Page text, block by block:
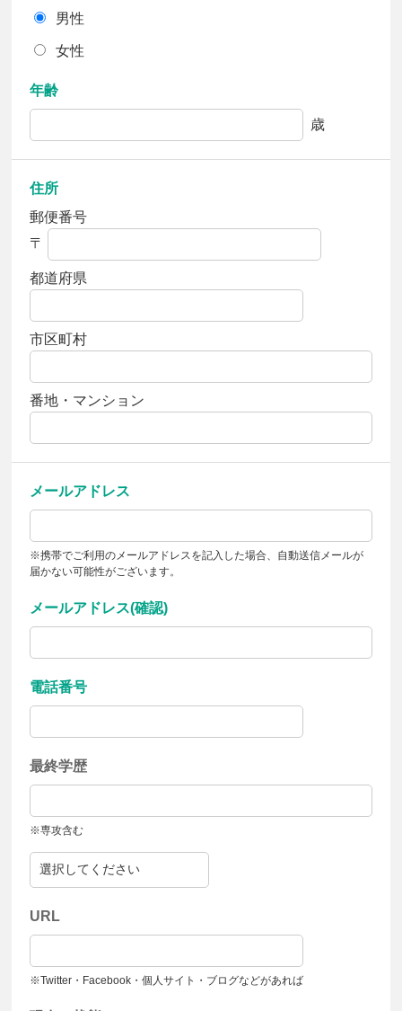
男性
女性
年齢
歳
住所
郵便番号
〒
都道府県
市区町村
番地・マンション
メールアドレス
※携帯でご利用のメールアドレスを記入した場合、自動送信メールが
届かない可能性がございます。
メールアドレス(確認)
電話番号
最終学歴
※専攻含む
URL
※Twitter・Facebook・個人サイト・ブログなどがあれば